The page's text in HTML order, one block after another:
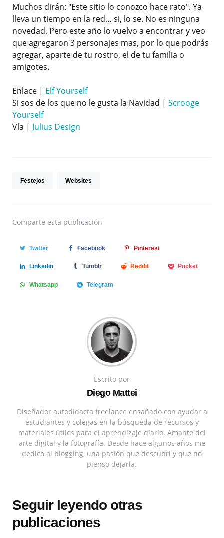
Muchos dirán: "Este sitio lo conozco hace rato". Ya
lleva un tiempo en la red… si, lo se. No es ninguna
novedad. Pero este año lo vuelvo a encontrar y veo
que agregaron 3 personajes mas, por lo que podrás
agregar, aparte de tu rostro, el de tu familia o
amigotes.
Enlace | Elf Yourself
Si sos de los que no le gusta la Navidad | Scrooge
Yourself
Vía | Julius Design
Festejos Websites
Comparte esta publicación
Twitter Facebook Pinterest
Linkedin Tumblr Reddit Pocket
Whatsapp Telegram
Escrito por
Diego Mattei
Diseñador autodidacta freelance ensañado con ayudar a
estudiantes y colegas en la búsqueda de recursos y
materiales útiles para el aprendizaje diario. Amante del
arte digital y la fotografía. Desde hace algunos años me
dedico al blogging, una pasión que descubrí y que no
pienso dejarla.
Seguir leyendo otras
publicaciones